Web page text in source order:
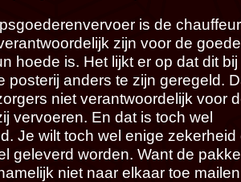
is de
zijn voor de
hoede is. Het lijkt er op dat dit
posterij anders te zijn geregeld.
niet verantwoordelijk voor
vervoeren. En dat is toch wel
Je wilt toch wel enige zekerheid
geleverd worden. Want de
niet naar elkaar toe